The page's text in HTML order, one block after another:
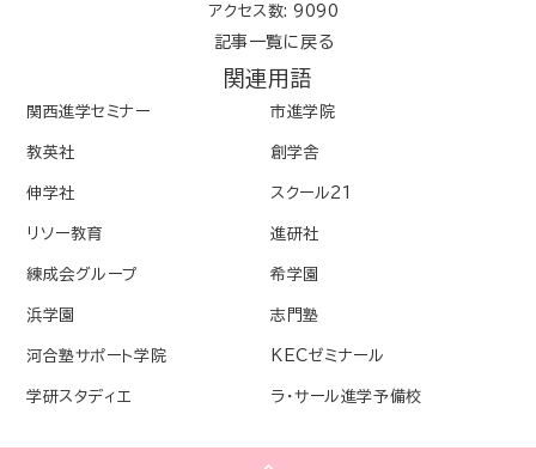
アクセス数: 9090
記事一覧に戻る
関連用語
関西進学セミナー 市進学院
教英社 創学舎
伸学社 スクール21
リソー教育 進研社
練成会グループ 希学園
浜学園 志門塾
河合塾サポート学院 KECゼミナール
学研スタディエ ラ・サール進学予備校